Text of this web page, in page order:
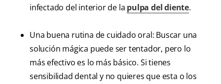
infectado del interior de la pulpa del diente.
Una buena rutina de cuidado oral: Buscar una
solución mágica puede ser tentador, pero lo
más efectivo es lo más básico. Si tienes
sensibilidad dental y no quieres que esta o los